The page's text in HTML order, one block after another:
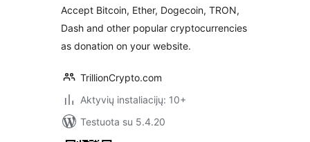
more –
Bytemart.org
Accept Bitcoin, Ether, Dogecoin, TRON,
Dash and other popular cryptocurrencies
as donation on your website.
TrillionCrypto.com
Aktyvių instaliacijų: 10+
Testuota su 5.4.20